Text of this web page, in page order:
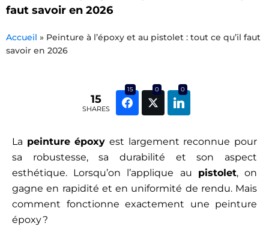
faut savoir en 2026
Accueil » Peinture à l’époxy et au pistolet : tout ce qu’il faut
savoir en 2026
15
SHARES
15 0 0
La peinture époxy est largement reconnue pour
sa robustesse, sa durabilité et son aspect
esthétique. Lorsqu’on l’applique au pistolet, on
gagne en rapidité et en uniformité de rendu. Mais
comment fonctionne exactement une peinture
époxy ?